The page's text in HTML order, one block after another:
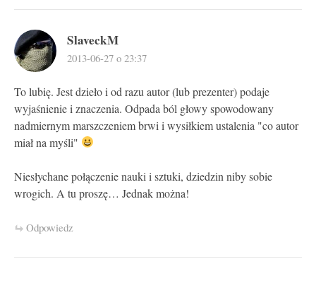
SlaveckM
2013-06-27 o 23:37
To lubię. Jest dzieło i od razu autor (lub prezenter) podaje
wyjaśnienie i znaczenia. Odpada ból głowy spowodowany
nadmiernym marszczeniem brwi i wysiłkiem ustalenia "co autor
miał na myśli"
Niesłychane połączenie nauki i sztuki, dziedzin niby sobie
wrogich. A tu proszę… Jednak można!
Odpowiedz